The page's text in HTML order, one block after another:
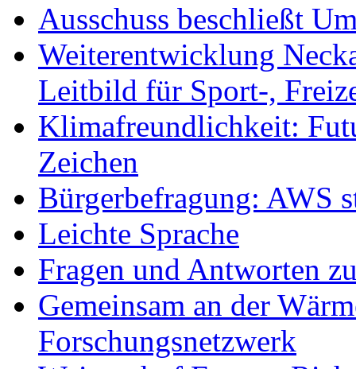
Ausschuss beschließt
Weiterentwicklung
Leitbild für Sport-,
Klimafreundlichkeit:
Zeichen
Bürgerbefragung: AWS
Leichte Sprache
Fragen und Antworten
Gemeinsam an der
Forschungsnetzwerk